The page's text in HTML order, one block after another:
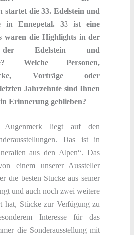
startet die 33. Edelstein und
in Ennepetal. 33 ist eine
waren die Highlights in der
der Edelstein und
Welche Personen,
Vorträge oder
Jahrzehnte sind Ihnen
Erinnerung geblieben?
Augenmerk liegt auf den
Das ist in
aus den Alpen“. Das
einem unserer Aussteller
die besten Stücke aus seiner
und auch noch zwei weitere
hat, Stücke zur Verfügung zu
Interesse für das
die Sonderausstellung mit